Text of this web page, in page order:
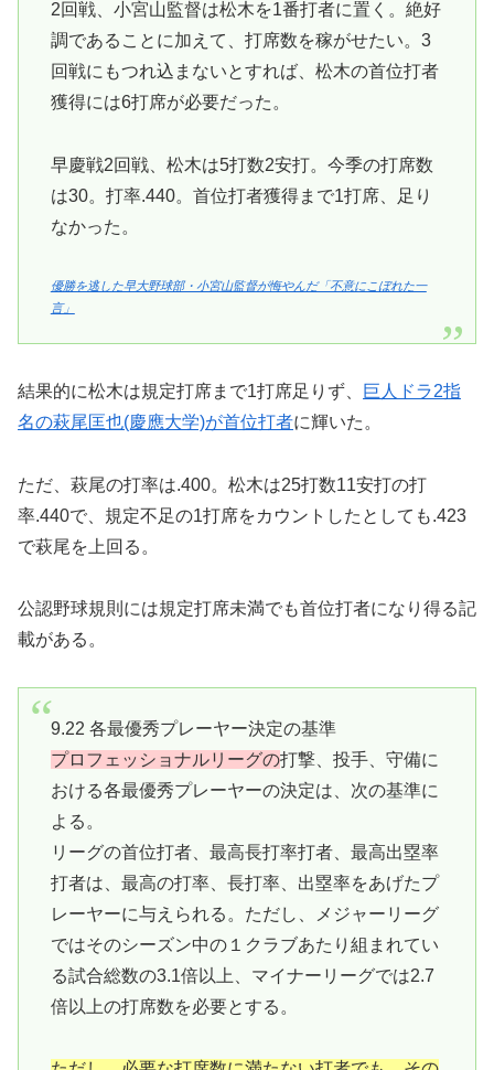
2回戦、小宮山監督は松木を1番打者に置く。絶好
調であることに加えて、打席数を稼がせたい。3
回戦にもつれ込まないとすれば、松木の首位打者
獲得には6打席が必要だった。
早慶戦2回戦、松木は5打数2安打。今季の打席数
は30。打率.440。首位打者獲得まで1打席、足り
なかった。
優勝を逃した早大野球部・小宮山監督が悔やんだ「不意にこぼれた一
言」
結果的に松木は規定打席まで1打席足りず、
巨人ドラ2指
名の萩尾匡也(慶應大学)が首位打者に輝いた。
ただ、萩尾の打率は.400。松木は25打数11安打の打
率.440で、規定不足の1打席をカウントしたとしても.423
で萩尾を上回る。
公認野球規則には規定打席未満でも首位打者になり得る記
載がある。
9.22 各最優秀プレーヤー決定の基準
プロフェッショナルリーグの打撃、投手、守備に
おける各最優秀プレーヤーの決定は、次の基準に
よる。
リーグの首位打者、最高長打率打者、最高出塁率
打者は、最高の打率、長打率、出塁率をあげたプ
レーヤーに与えられる。ただし、メジャーリーグ
ではそのシーズン中の１クラブあたり組まれてい
る試合総数の3.1倍以上、マイナーリーグでは2.7
倍以上の打席数を必要とする。